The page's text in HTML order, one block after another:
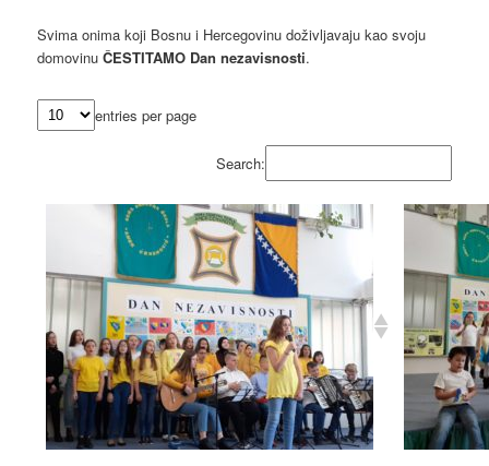
Svima onima koji Bosnu i Hercegovinu doživljavaju kao svoju
domovinuČESTITAMO Dan nezavisnosti.
entries per page
Search: